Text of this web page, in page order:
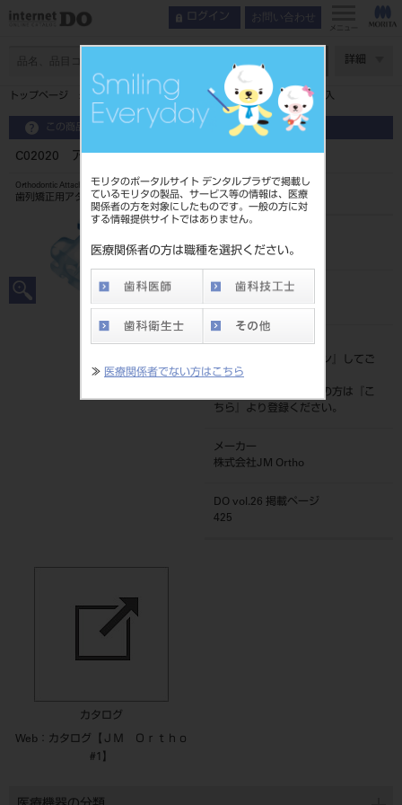
モリタのポータルサイト デンタルプラザで掲載し
ているモリタの製品、サービス等の情報は、医療
関係者の方を対象にしたものです。一般の方に対
する情報提供サイトではありません。
医療関係者の方は職種を選択ください。
≫ 医療関係者でない方はこちら
ログイン お問い合わせ
メニュー
詳細
トップページ C02020 アリスブラケットスタンダードタイプ 10入
この商品に関するお問い合わせ
C02020 アリスブラケットスタンダードタイプ 10入
Orthodontic Attachment
歯列矯正用アタッチメント
2068604442020
JAN/EANコード
標準価格
ログイン
』してご
覧ください。
ネット会員登録がまだの方は『
こ
ちら
』より登録ください。
メーカー
株式会社JM Ortho
DO vol.26 掲載ページ
425
カタログ
Web：カタログ【ＪＭ Ｏｒｔｈｏ
#1】